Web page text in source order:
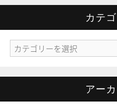
カテ
カ
テ
ゴ
ー
アー